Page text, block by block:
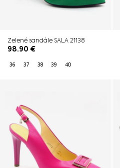
Zelené sandále SALA 21138
98.90 €
36 37 38 39 40